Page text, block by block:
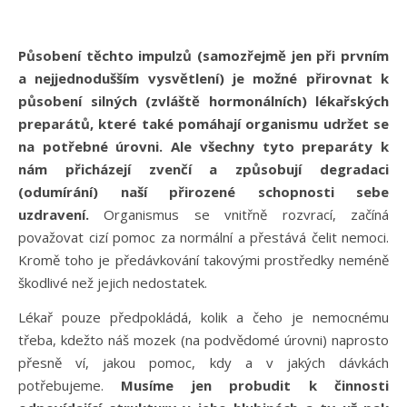
Působení těchto impulzů (samozřejmě jen při prvním
a nejjednodušším vysvětlení) je možné přirovnat k
působení silných (zvláště hormonálních) lékařských
preparátů, které také pomáhají organismu udržet se
na potřebné úrovni. Ale všechny tyto preparáty k
nám přicházejí zvenčí a způsobují degradaci
(odumírání) naší přirozené schopnosti sebe
uzdravení. Organismus se vnitřně rozvrací, začíná
považovat cizí pomoc za normální a přestává čelit nemoci.
Kromě toho je předávkování takovými prostředky neméně
škodlivé než jejich nedostatek.
Lékař pouze předpokládá, kolik a čeho je nemocnému
třeba, kdežto náš mozek (na podvědomé úrovni) naprosto
přesně ví, jakou pomoc, kdy a v jakých dávkách
potřebujeme. Musíme jen probudit k činnosti